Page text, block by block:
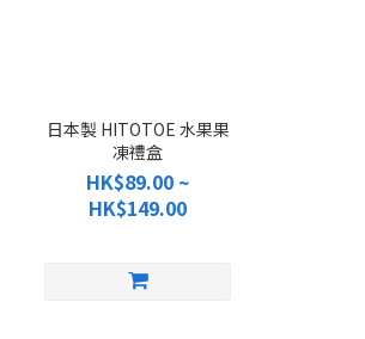
日本製 HITOTOE 水果果
凍禮盒
HK$89.00 ~
HK$149.00